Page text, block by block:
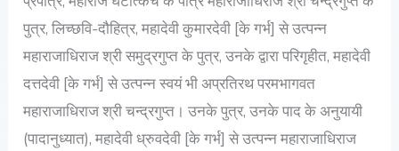
पुत्र, लिच्छवि-दौहित्र, महादेवी कुमारदेवी [के गर्भ] से उत्पन्न
महाराजाधिराज श्री समुद्रगुप्त के पुत्र, उनके द्वारा परिगृहीत, महादेवी
दत्तदेवी [के गर्भ] से उत्पन्न स्वयं भी अप्रतिरथ परमभागवत
महाराजाधिराज श्री चन्द्रगुप्त। उनके पुत्र, उनके पाद के अनुयायी
(पादानुध्यात), महादेवी ध्रुवदेवी [के गर्भ] से उत्पन्न महाराजाधिराज